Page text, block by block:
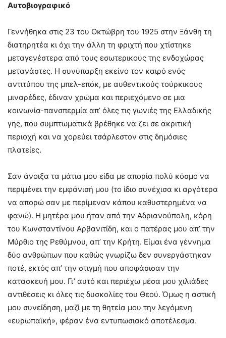
Αυτοβιογραφικό
Γεννήθηκα στις 23 του Οκτώβρη του 1925 στην Ξάνθη τη
διατηρητέα κι όχι την άλλη τη φριχτή που χτίστηκε
μεταγενέστερα από τους εσωτερικούς της ενδοχώρας
μετανάστες. Η συνύπαρξη εκείνο τον καιρό ενός
αντιτύπου της μπελ-επόκ, με αυθεντικούς τούρκικους
μιναρέδες, έδιναν χρώμα και περιεχόμενο σε μια
κοινωνία-πανσπερμία απ’ όλες τις γωνιές της Ελλαδικής
γης, που συμπτωματικά βρέθηκε να ζει σε ακριτική
περιοχή και να χορεύει τσάρλεστον στις δημόσιες
πλατείες.
Σαν άνοιξα τα μάτια μου είδα με απορία πολύ κόσμο να
περιμένει την εμφάνισή μου (το ίδιο συνέχισα κι αργότερα
να απορώ σαν με περίμεναν κάπου καθυστερημένα να
φανώ). Η μητέρα μου ήταν από την Αδριανούπολη, κόρη
του Κωνσταντίνου Αρβανιτίδη, και ο πατέρας μου απ’ την
Μύρθιο της Ρεθύμνου, απ’ την Κρήτη. Είμαι ένα γέννημα
δύο ανθρώπων που καθώς γνωρίζω δεν συνεργάστηκαν
ποτέ, εκτός απ’ την στιγμή που αποφάσισαν την
κατασκευή μου. Γι’ αυτό και περιέχω μέσα μου χιλιάδες
αντιθέσεις κι όλες τις δυσκολίες του Θεού. Όμως η αστική
μου συνείδηση, μαζί με τη θητεία μου την λεγόμενη
«ευρωπαϊκή», φέραν ένα εντυπωσιακό αποτέλεσμα.